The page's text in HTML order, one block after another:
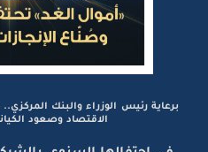
برعاية رئيس الوزراء والبنك
الاقتصاد وصعود